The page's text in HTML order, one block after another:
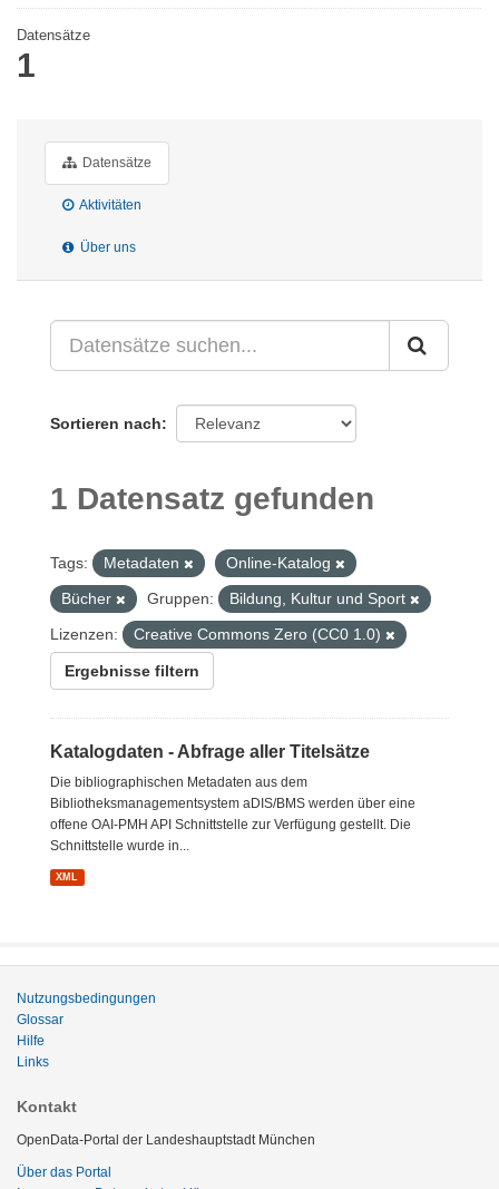
Datensätze
1
Datensätze
Aktivitäten
Über uns
Sortieren nach
1 Datensatz gefunden
Tags: Metadaten
Online-Katalog
Bücher
Gruppen:
Bildung, Kultur und Sport
Lizenzen:
Creative Commons Zero (CC0 1.0)
Ergebnisse filtern
Katalogdaten - Abfrage aller Titelsätze
Die bibliographischen Metadaten aus dem
Bibliotheksmanagementsystem aDIS/BMS werden über eine
offene OAI-PMH API Schnittstelle zur Verfügung gestellt. Die
Schnittstelle wurde in...
XML
Nutzungsbedingungen
Glossar
Hilfe
Links
Kontakt
OpenData-Portal der Landeshauptstadt München
Über das Portal